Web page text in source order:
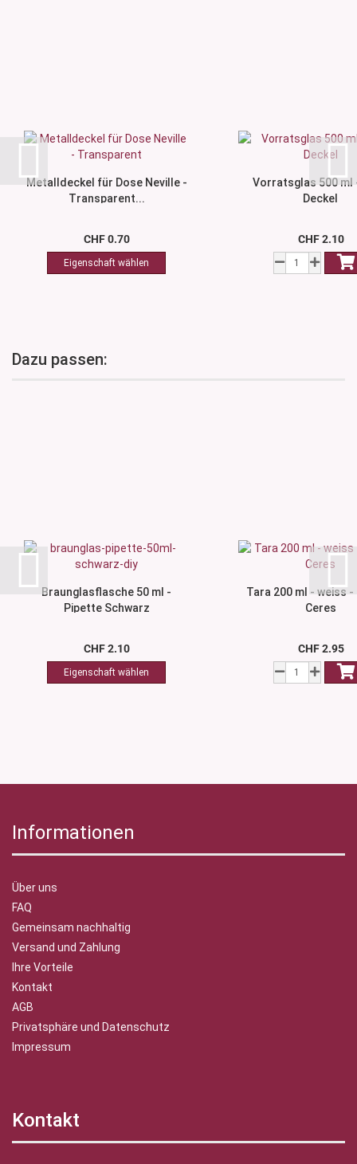
Metalldeckel für Dose Neville -
Transparent...
CHF 0.70
Vorratsglas 500 ml
Deckel
CHF 2.10
Dazu passen:
Braunglasflasche 50 ml -
Pipette Schwarz
CHF 2.10
Tara 200 ml - weiss -
Ceres
CHF 2.95
Informationen
Über uns
FAQ
Gemeinsam nachhaltig
Versand und Zahlung
Ihre Vorteile
Kontakt
AGB
Privatsphäre und Datenschutz
Impressum
Kontakt